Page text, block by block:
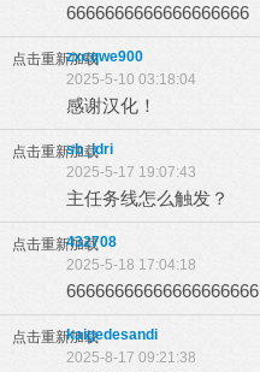
6666666666666666666
点击重新加载zxcqwe900
2025-5-10 03:18:04
感谢汉化！
点击重新加载
sb_idri
2025-5-17 19:07:43
主任务线怎么触发？
点击重新加载
432708
2025-5-18 17:04:18
66666666666666666666
点击重新加载kaigedesandi
2025-8-17 09:21:38